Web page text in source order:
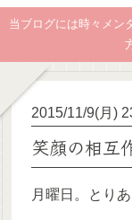
当ブログには時々メン
2015/11/9(月)
笑顔の相互
月曜日。とり